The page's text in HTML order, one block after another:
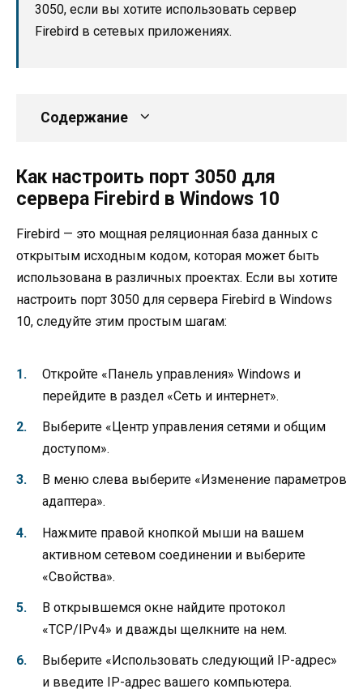
3050, если вы хотите использовать сервер
Firebird в сетевых приложениях.
Содержание
Как настроить порт 3050 для
сервера Firebird в Windows 10
Firebird — это мощная реляционная база данных с
открытым исходным кодом, которая может быть
использована в различных проектах. Если вы хотите
настроить порт 3050 для сервера Firebird в Windows
10, следуйте этим простым шагам:
Откройте «Панель управления» Windows и
перейдите в раздел «Сеть и интернет».
Выберите «Центр управления сетями и общим
доступом».
В меню слева выберите «Изменение параметров
адаптера».
Нажмите правой кнопкой мыши на вашем
активном сетевом соединении и выберите
«Свойства».
В открывшемся окне найдите протокол
«TCP/IPv4» и дважды щелкните на нем.
Выберите «Использовать следующий IP-адрес»
и введите IP-адрес вашего компьютера.